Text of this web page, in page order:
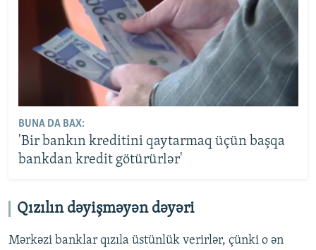
BUNA DA BAX:
'Bir bankın kreditini qaytarmaq üçün başqa
bankdan kredit götürürlər'
Qızılın dəyişməyən dəyəri
Mərkəzi banklar qızıla üstünlük verirlər, çünki o ən